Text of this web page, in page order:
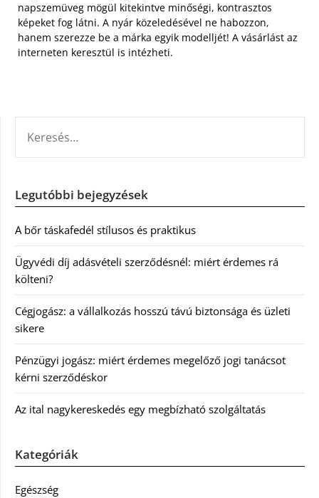
napszemüveg mögül kitekintve minőségi, kontrasztos
képeket fog látni. A nyár közeledésével ne habozzon,
hanem szerezze be a márka egyik modelljét! A vásárlást az
interneten keresztül is intézheti.
Legutóbbi bejegyzések
A bőr táskafedél stílusos és praktikus
Ügyvédi díj adásvételi szerződésnél: miért érdemes rá
költeni?
Cégjogász: a vállalkozás hosszú távú biztonsága és üzleti
sikere
Pénzügyi jogász: miért érdemes megelőző jogi tanácsot
kérni szerződéskor
Az ital nagykereskedés egy megbízható szolgáltatás
Kategóriák
Egészség